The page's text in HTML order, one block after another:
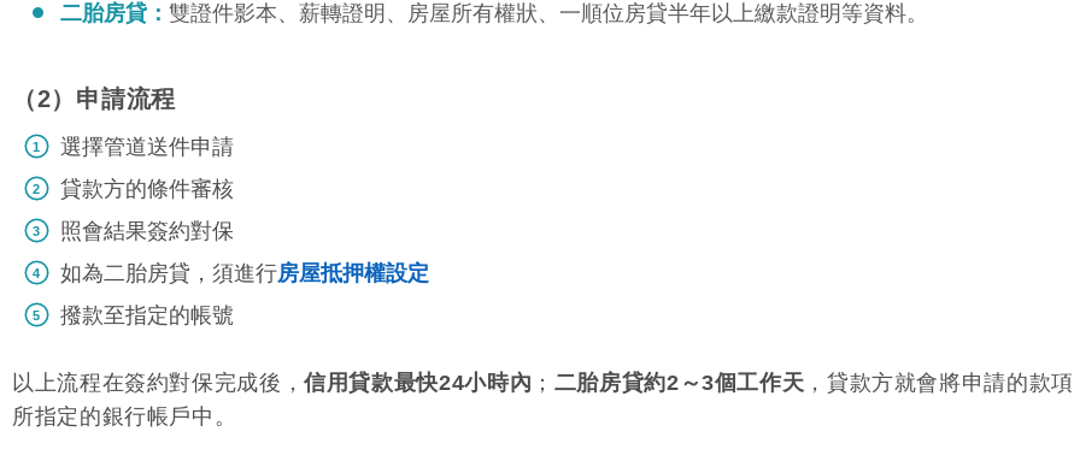
二胎房貸 ： 雙證件影本、薪轉證明、房屋所有權狀、一順位房貸半年以上繳款證明等資料。
（2）申請流程
選擇管道送件申請
貸款方的條件審核
照會結果簽約對保
如為二胎房貸，須進行房屋抵押權設定
撥款至指定的帳號
以上流程在簽約對保完成後，信用貸款最快24小時內 ； 二胎房貸約2～3個工作天 ，貸款方就會將申請的款
所指定的銀行帳戶中。